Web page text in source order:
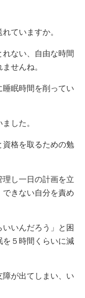
ていますか。
ない、自由な時間
せんね。
眠時間を削ってい
した。
資格を取るための勉
し一日の計画を立
きない自分を責め
いんだろう」と困
を５時間くらいに減
障が出てしまい、い